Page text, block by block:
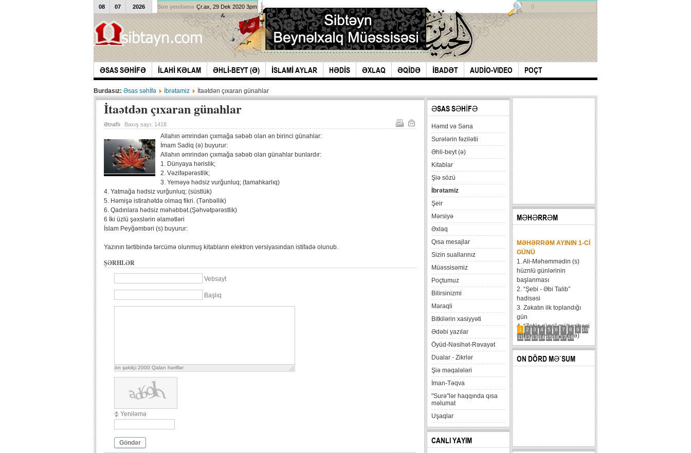
ƏSAS SƏHİFƏ İLAHİ KƏLAM ƏHLİ-BEYT (Ə) İSLAMİ AYLAR HƏDİS ƏXLAQ ƏQİDƏ İBADƏT AUDİO-VIDEO POÇT
08 07 2026 Son yeniləmə Çr.ax, 29 Dek 2020 3pm 0
Burdasız: Əsas səhİfə İbrətamiz İtaətdən çıxaran günahlar
İtaətdən çıxaran günahlar
Ətraflı Baxış sayı: 1418
Allahın əmrindən çıxmağa səbəb olan ən birinci günahlar:
İmam Sadiq (ə) buyurur:
Allahın əmrindən çıxmağa səbəb olan günahlar bunlardır:
1. Dünyaya hərislik;
2. Vəzifəpərəstlik;
3. Yeməyə hədsiz vurğunluq; (tamahkarlıq)
4. Yatmağa hədsiz vurğunluq; (süstlük)
5. Həmişə istirahətdə olmaq fikri. (Tənbəllik)
6. Qadınlara hədsiz məhəbbət.(Şəhvətpərəstlik)
6 İki üzlü şəxslərin əlamətləri
İslam Peyğəmbəri (s) buyurur:
Yazının tərtibində tərcümə olunmuş kitabların elektron versiyasından istifadə olunub.
ŞƏRHLƏR
Vebsayt
Başlıq
ön şəkilçi 2000 Qalan həriflər
Yeniləmə
Göndər
ƏSAS SƏHİFƏ
Həmd və Səna
Surələrin fəzilətii
Əhli-beyt (ə)
Kitablar
Şiə sözü
İbrətamiz
Şeir
Mərsiyə
Əxlaq
Qısa mesajlar
Sizin suallarınız
Müəssisəmiz
Poçtumuz
Bilirsinizmi
Maraqli
Bitkilərin xasiyyəti
Ədəbi yazılar
Öyüd-Nəsihət-Rəvayət
Dualar - Zikrlər
Şiə məqalələri
İman-Təqva
"Surə"lər haqqında qısa
məlumat
Uşaqlar
CANLI YAYIM
MƏHƏRRƏM
1 2 3 4 5 6 7 8 9
10
11 12 13 14 15 16 17 18
MƏHƏRRƏM AYININ 1-CI
GÜNÜ
1. Ali-Məhəmmədin (s)
hüznlü günlərinin
başlanması
2. “Şebi - Əbi Talib”
hadisəsi
3. Zəkatın ilk toplandığı
gün
4. “Zatür-rüqa” müharibəsi
5. Həzrət Hüseynin (ə)
karvanının Bəni Məqatilin
qəsrinə çatması
6....
ON DÖRD MƏ`SUM